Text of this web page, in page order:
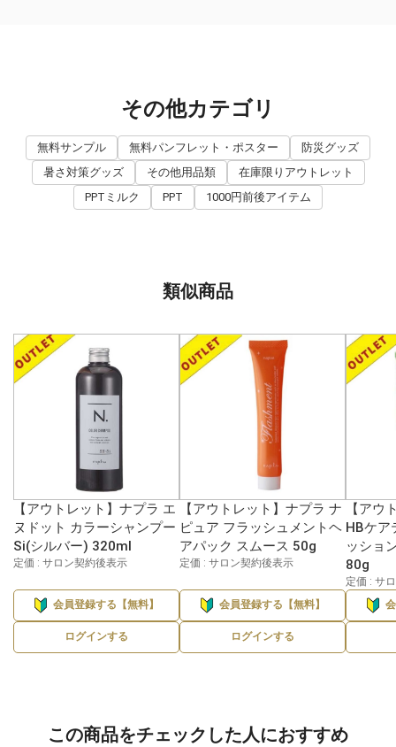
その他カテゴリ
無料サンプル 無料パンフレット・ポスター
防災グッズ
暑さ対策グッズ
その他用品類
在庫限りアウトレット
PPTミルク
PPT 1000円前後アイテム
類似商品
【アウトレット】ナプラ エ
ヌドット カラーシャンプー
Si(シルバー) 320ml
定価 : サロン契約後表示
会員登録する【無料】
ログインする
【アウトレット】ナプラ ナ
ピュア フラッシュメントヘ
アパック スムース 50g
定価 : サロン契約後表示
会員登録する【無料】
ログインする
【アウ
HBケア
ッショ
80g
定価 : サ
この商品をチェックした人におすすめ